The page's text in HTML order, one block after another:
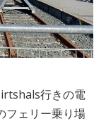
行きの電
フェリー乗り場